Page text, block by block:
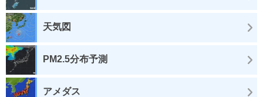
天気図
PM2.5分布予測
アメダス